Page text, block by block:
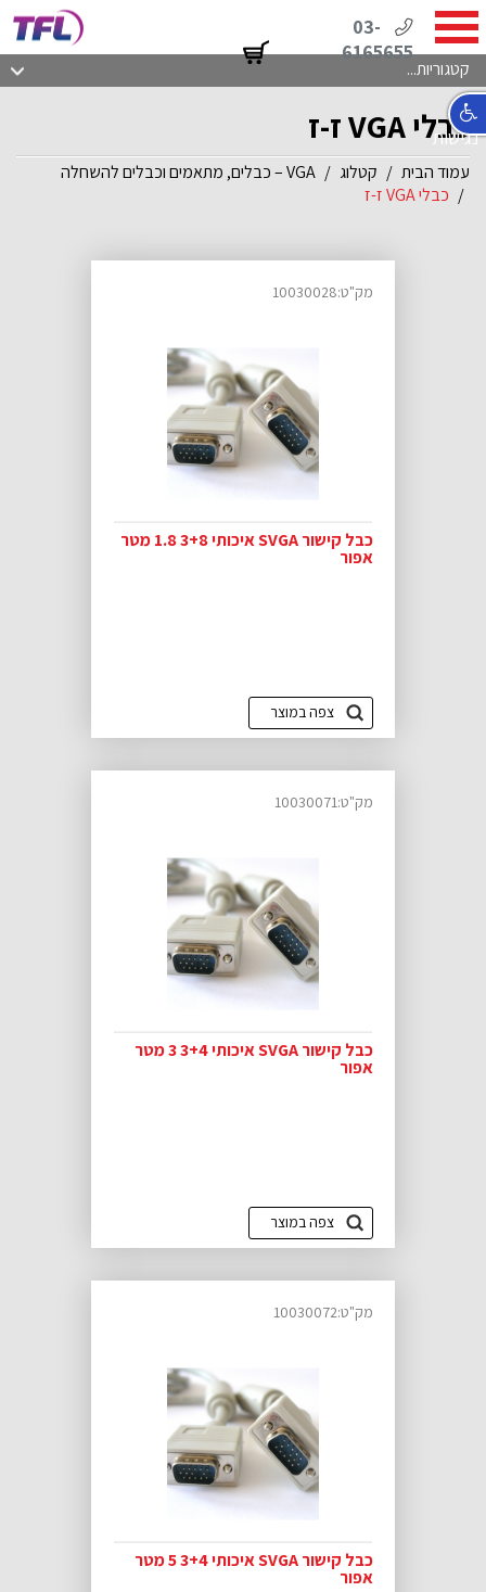
03-
6165655
קטגוריות...
כבלי VGA ז-ז
עמוד הבית קטלוג
VGA – כבלים, מתאמים וכבלים להשחלה
כבלי VGA ז-ז
כבל קישור SVGA איכותי 3+8 1.8 מטר
אפור
צפה במוצר
מק"ט:10030028
כבל קישור SVGA איכותי 3+4 3 מטר
אפור
צפה במוצר
מק"ט:10030071
כבל קישור SVGA איכותי 3+4 5 מטר
אפור
מק"ט:10030072
נגישות